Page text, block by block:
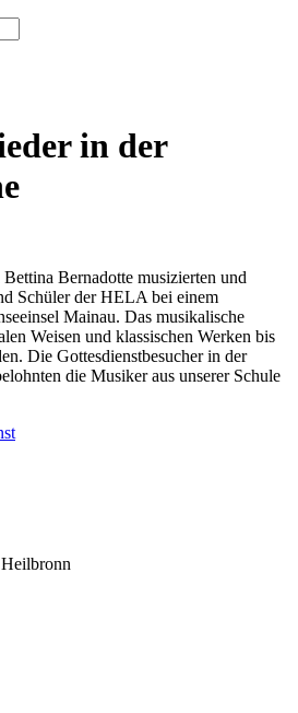
in der
Bernadotte musizierten und
Schüler der HELA bei einem
Mainau. Das musikalische
Weisen und klassischen Werken bis
Die Gottesdienstbesucher in der
die Musiker aus unserer Schule